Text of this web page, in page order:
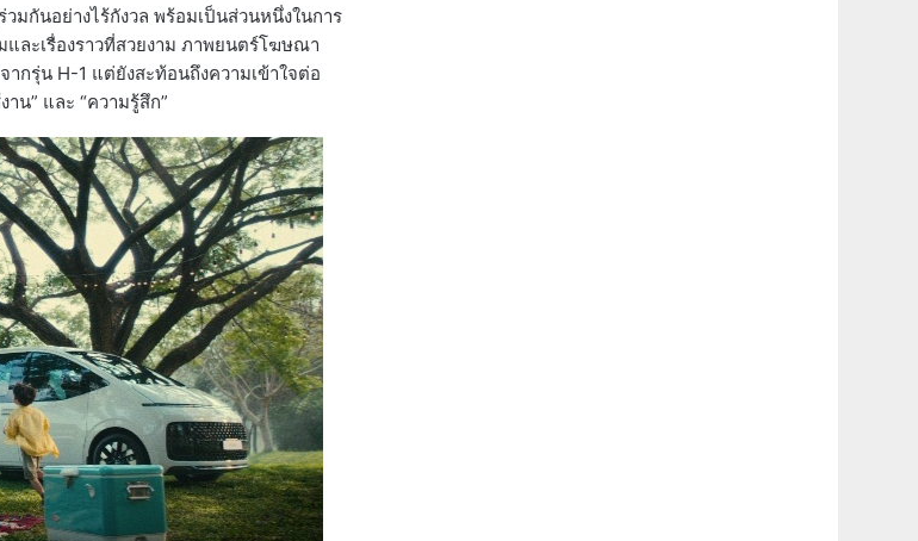
มกันอย่างไร้กังวล พร้อมเป็นส่วนหนึ่งในการ
และเรื่องราวที่สวยงาม ภาพยนตร์โฆษณา
ากรุ่น H-1 แต่ยังสะท้อนถึงความเข้าใจต่อ
น” และ “ความรู้สึก”